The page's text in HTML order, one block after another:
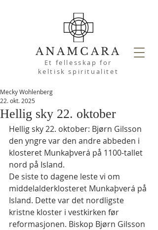
ANAMCARA
Et fellesskap for
keltisk spiritualitet
Hellig sky 22. oktober
Mecky Wohlenberg
22. okt. 2025
Hellig sky 22. oktober: Bjørn Gilsson
den yngre var den andre abbeden i
klosteret Munkaþverá på 1100-tallet
nord på Island.
De siste to dagene leste vi om
middelalderklosteret Munkaþverá på
Island. Dette var det nordligste
kristne kloster i vestkirken før
reformasjonen. Biskop Bjørn Gilsson